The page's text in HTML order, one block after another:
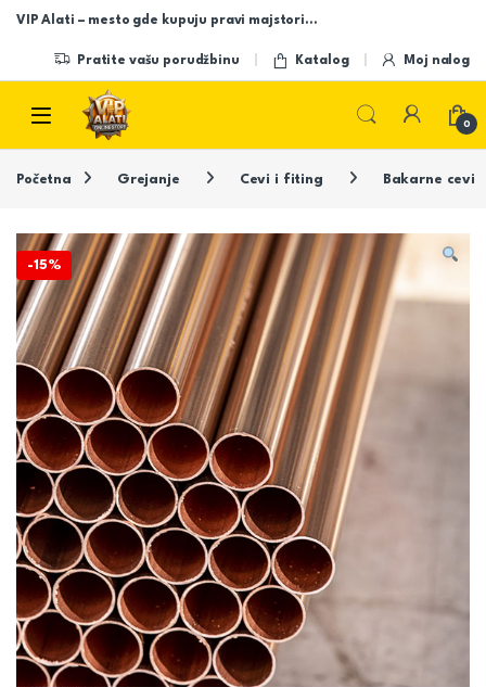
Skip to navigation
Skip to content
VIP Alati – mesto gde kupuju pravi majstori…
Pratite vašu porudžbinu Katalog Moj nalog
Open
0
Početna Grejanje Cevi i fiting Bakarne cevi
-15%